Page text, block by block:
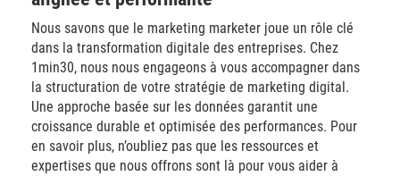
Nous savons que le marketing marketer joue un rôle clé
dans la transformation digitale des entreprises. Chez
1min30, nous nous engageons à vous accompagner dans
la structuration de votre stratégie de marketing digital.
Une approche basée sur les données garantit une
croissance durable et optimisée des performances. Pour
en savoir plus, n’oubliez pas que les ressources et
expertises que nous offrons sont là pour vous aider à